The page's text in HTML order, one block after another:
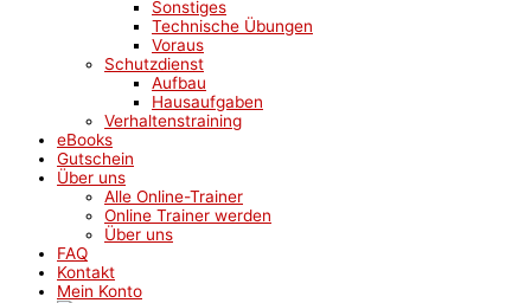
Sonstiges
Technische Übungen
Voraus
Schutzdienst
Aufbau
Hausaufgaben
Verhaltenstraining
eBooks
Gutschein
Über uns
Alle Online-Trainer
Online Trainer werden
Über uns
FAQ
Kontakt
Mein Konto